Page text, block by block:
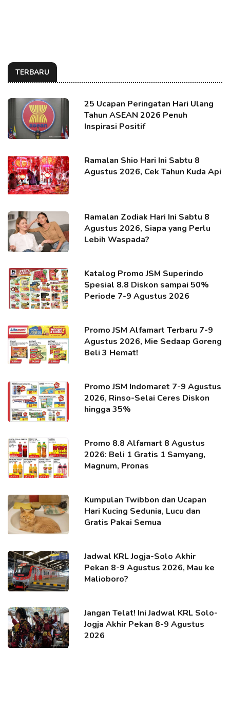
TERBARU
25 Ucapan Peringatan Hari Ulang
Tahun ASEAN 2026 Penuh
Inspirasi Positif
Ramalan Shio Hari Ini Sabtu 8
Agustus 2026, Cek Tahun Kuda Api
Ramalan Zodiak Hari Ini Sabtu 8
Agustus 2026, Siapa yang Perlu
Lebih Waspada?
Katalog Promo JSM Superindo
Spesial 8.8 Diskon sampai 50%
Periode 7-9 Agustus 2026
Promo JSM Alfamart Terbaru 7-9
Agustus 2026, Mie Sedaap Goreng
Beli 3 Hemat!
Promo JSM Indomaret 7-9 Agustus
2026, Rinso-Selai Ceres Diskon
hingga 35%
Promo 8.8 Alfamart 8 Agustus
2026: Beli 1 Gratis 1 Samyang,
Magnum, Pronas
Kumpulan Twibbon dan Ucapan
Hari Kucing Sedunia, Lucu dan
Gratis Pakai Semua
Jadwal KRL Jogja-Solo Akhir
Pekan 8-9 Agustus 2026, Mau ke
Malioboro?
Jangan Telat! Ini Jadwal KRL Solo-
Jogja Akhir Pekan 8-9 Agustus
2026